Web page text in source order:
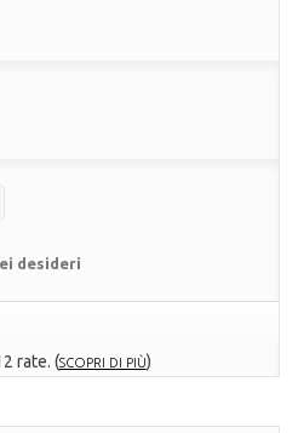
desideri
rate. (SCOPRI DI PIÙ)